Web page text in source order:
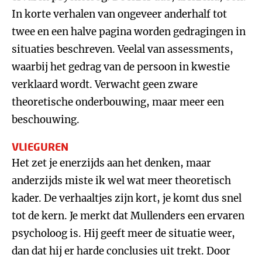
In korte verhalen van ongeveer anderhalf tot
twee en een halve pagina worden gedragingen in
situaties beschreven. Veelal van assessments,
waarbij het gedrag van de persoon in kwestie
verklaard wordt. Verwacht geen zware
theoretische onderbouwing, maar meer een
beschouwing.
VLIEGUREN
Het zet je enerzijds aan het denken, maar
anderzijds miste ik wel wat meer theoretisch
kader. De verhaaltjes zijn kort, je komt dus snel
tot de kern. Je merkt dat Mullenders een ervaren
psycholoog is. Hij geeft meer de situatie weer,
dan dat hij er harde conclusies uit trekt. Door